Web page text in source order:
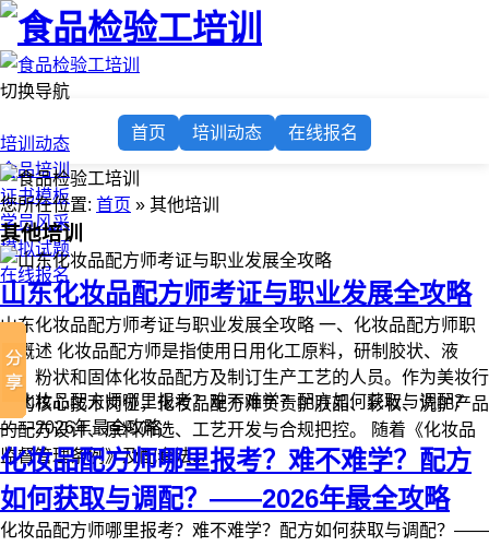
切换导航
培训动态
食品培训
证书模板
学员风采
模拟试题
在线报名
首页 培训动态 在线报名
您所在位置: 首页 » 其他培训
其他培训
山东化妆品配方师考证与职业发展全攻略
山东化妆品配方师考证与职业发展全攻略 一、化妆品配方师职
业概述 化妆品配方师是指使用日用化工原料，研制胶状、液
状、粉状和固体化妆品配方及制订生产工艺的人员。作为美妆行
业的核心技术岗位，化妆品配方师负责护肤品、彩妆、洗护产品
的配方设计、原料筛选、工艺开发与合规把控。 随着《化妆品
监督管理条例》及配套法...
化妆品配方师哪里报考？难不难学？配方
如何获取与调配？——2026年最全攻略
化妆品配方师哪里报考？难不难学？配方如何获取与调配？——